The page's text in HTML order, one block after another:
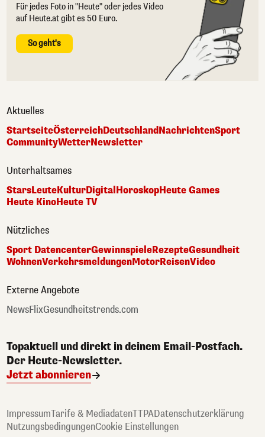
Für jedes Foto in "Heute" oder jedes Video
auf Heute.at gibt es 50 Euro.
So geht's
Aktuelles
StartseiteÖsterreichDeutschlandNachrichtenSport
CommunityWetterNewsletter
Unterhaltsames
StarsLeuteKulturDigitalHoroskopHeute Games
Heute KinoHeute TV
Nützliches
Sport DatencenterGewinnspieleRezepteGesundheit
WohnenVerkehrsmeldungenMotorReisenVideo
Externe Angebote
NewsFlixGesundheitstrends.com
Topaktuell und direkt in deinem Email-Postfach.
Der Heute-Newsletter.
Jetzt abonnieren
ImpressumTarife & MediadatenTTPADatenschutzerklärung
NutzungsbedingungenCookie Einstellungen